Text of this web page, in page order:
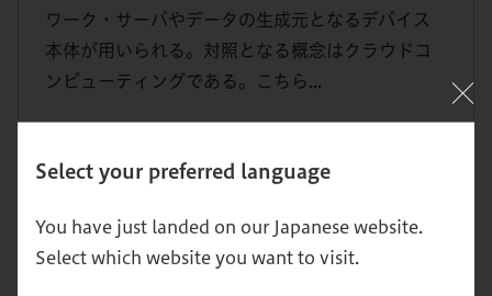
Select your preferred language
You have just landed on our Japanese website.
Select which website you want to visit.
ワーク・サーバやデータの生成元となるデバイス
本体が用いられる。対照となる概念はクラウドコ
ンピューティングである。こちら...
MR
カテゴリー：テクノベート(テクノロジー×イノベーション)
MRとは、「Mixed Reality」の略。日本語では